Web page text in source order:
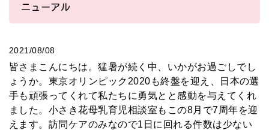
ニューアル
2021/08/08
皆さまこんにちは。猛暑が続く中、いかがお過ごしでし
ょうか。東京オリンピック2020も終盤を迎え、日本の選
手も頑張ってくれて私たちに勇気とと感動を与えてくれ
ました。小さき花母乳育児相談室もこの8月で7周年を迎
えます。訪問ケアのみなので1日に回れる件数は少ない